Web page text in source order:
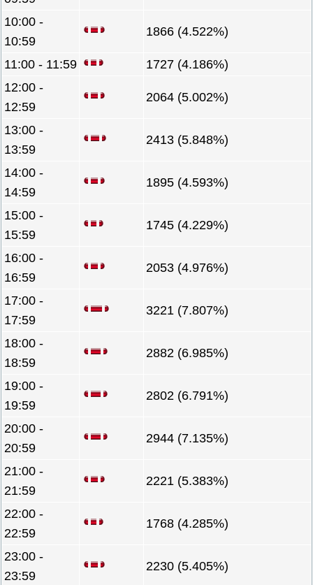
10:00 -
10:59
1866 (4.522%)
11:00 - 11:59
1727 (4.186%)
12:00 -
12:59
2064 (5.002%)
13:00 -
13:59
2413 (5.848%)
14:00 -
14:59
1895 (4.593%)
15:00 -
15:59
1745 (4.229%)
16:00 -
16:59
2053 (4.976%)
17:00 -
17:59
3221 (7.807%)
18:00 -
18:59
2882 (6.985%)
19:00 -
19:59
2802 (6.791%)
20:00 -
20:59
2944 (7.135%)
21:00 -
21:59
2221 (5.383%)
22:00 -
22:59
1768 (4.285%)
23:00 -
23:59
2230 (5.405%)